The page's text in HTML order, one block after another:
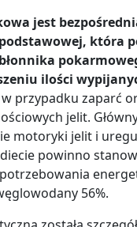
jest
która
ilości
przypadku zaparć
jelit.
motoryki jelit i
powinno
56%.